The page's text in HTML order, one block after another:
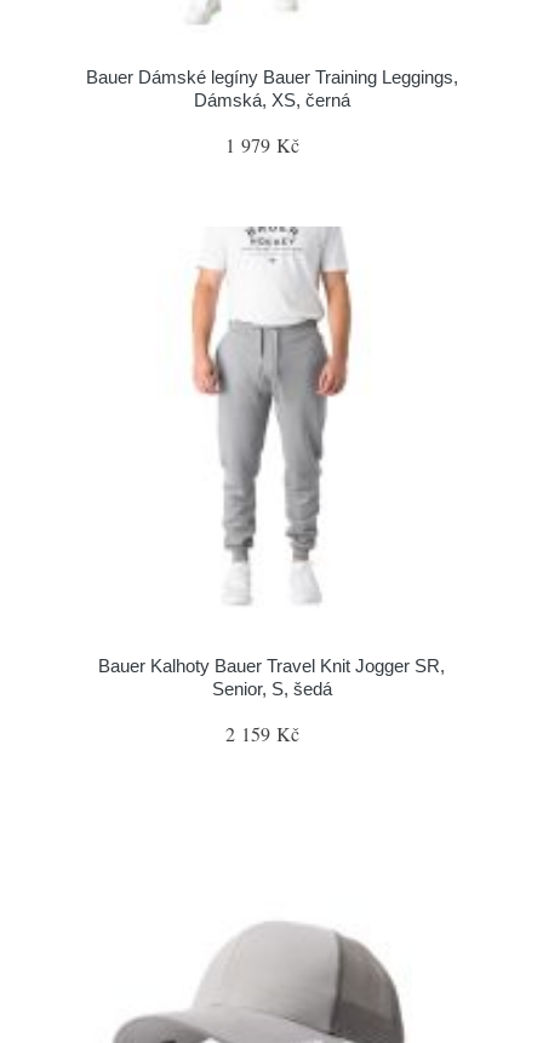
Bauer Dámské legíny Bauer Training Leggings,
Dámská, XS, černá
1 979 Kč
Bauer Kalhoty Bauer Travel Knit Jogger SR,
Senior, S, šedá
2 159 Kč